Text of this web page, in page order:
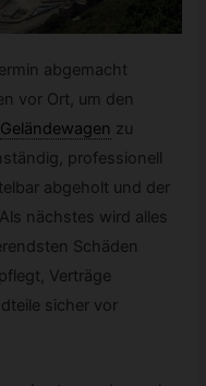
abgemacht
vor Ort, um den
Geländewagen zu
professionell
abgeholt und der
nächstes wird alles
Schäden
Verträge
sicher vor